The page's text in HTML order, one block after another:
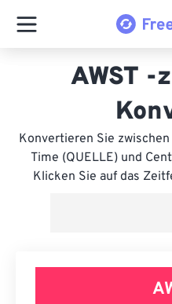
AWST -
Konvertieren Sie
Time (QUELLE) und
Klicken Sie auf das